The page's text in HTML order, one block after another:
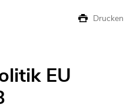
Drucken
EU